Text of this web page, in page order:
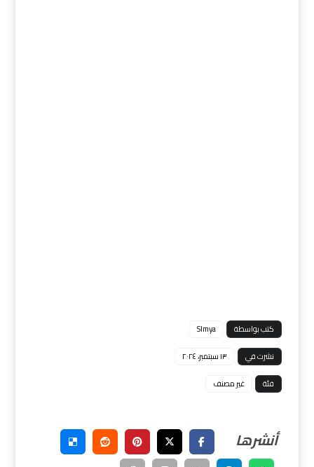
كتب بواسطة
Slmya
نشرت في
١٣ سبتمبر، ٢٠٢٤
فئة
غير مصنف